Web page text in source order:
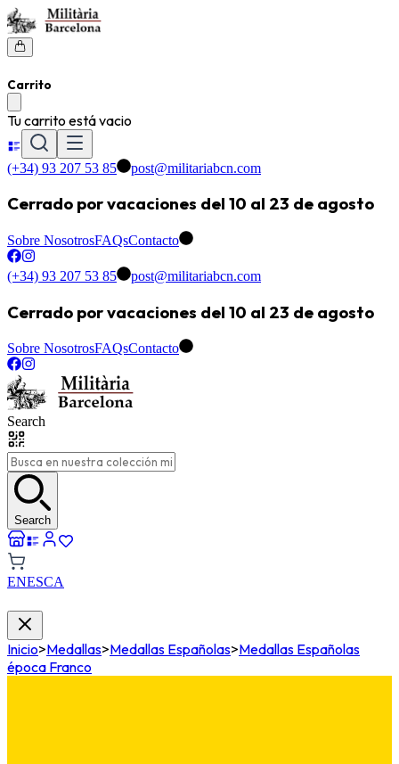
Carrito
Tu carrito está vacio
(+34) 93 207 53 85 post@militariabcn.com
Cerrado por vacaciones del 10 al 23 de agosto
Sobre NosotrosFAQsContacto
(+34) 93 207 53 85 post@militariabcn.com
Cerrado por vacaciones del 10 al 23 de agosto
Sobre NosotrosFAQsContacto
Search
Search
ENESCA
Inicio>Medallas>Medallas Españolas>Medallas Españolas
época Franco